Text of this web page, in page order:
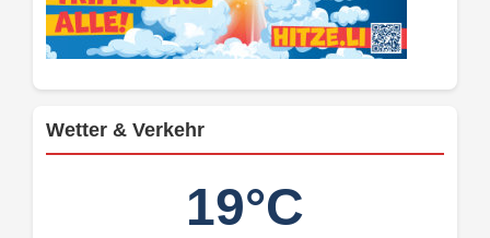
Wetter & Verkehr
19°C